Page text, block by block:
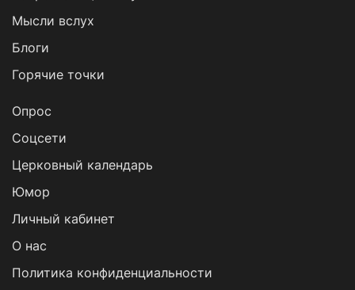
Мысли вслух
Блоги
Горячие точки
Опрос
Cоцсети
Церковный календарь
Юмор
Личный кабинет
О нас
Политика конфиденциальности